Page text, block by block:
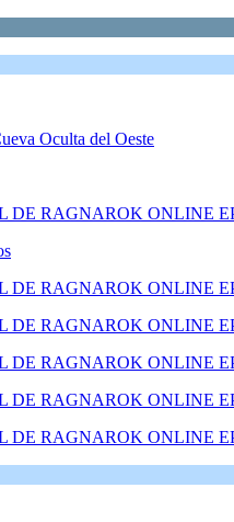
Oculta del Oeste
DE RAGNAROK ONLINE
DE RAGNAROK ONLINE
DE RAGNAROK ONLINE
DE RAGNAROK ONLINE
DE RAGNAROK ONLINE
DE RAGNAROK ONLINE